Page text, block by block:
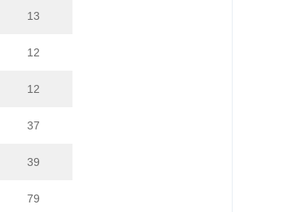
13
12
12
37
39
79